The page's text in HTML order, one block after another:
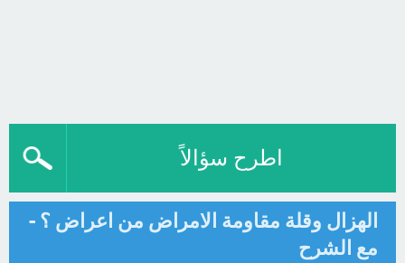
اطرح سؤالاً
الهزال وقلة مقاومة الامراض من اعراض ؟ -
مع الشرح